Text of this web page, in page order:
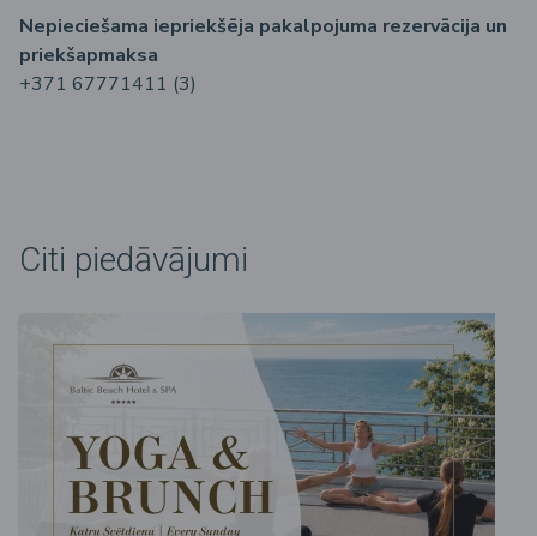
Nepieciešama iepriekšēja pakalpojuma rezervācija un
priekšapmaksa
+371 67771411 (3)
Citi piedāvājumi